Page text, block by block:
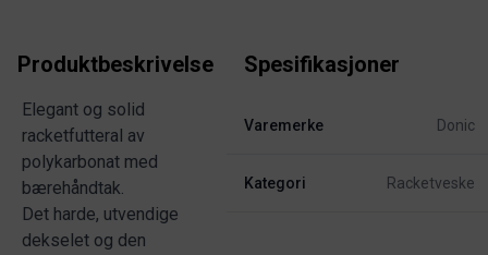
Produktbeskrivelse
Elegant og solid
racketfutteral av
polykarbonat med
bærehåndtak.
Det harde, utvendige
dekselet og den
Spesifikasjoner
Varemerke Donic
Kategori Racketveske